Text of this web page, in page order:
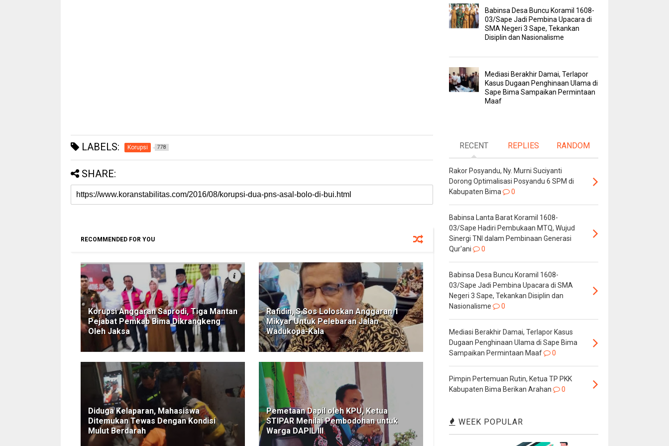
LABELS: Korupsi 778
SHARE:
RECOMMENDED FOR YOU
Korupsi Anggaran Saprodi, Tiga Mantan
Pejabat Pemkab Bima Dikrangkeng
Oleh Jaksa
Rafidin, S.Sos Loloskan Anggaran 1
Mikyar Untuk Pelebaran Jalan
Wadukopa-Kala
Diduga Kelaparan, Mahasiswa
Ditemukan Tewas Dengan Kondisi
Mulut Berdarah
Pemetaan Dapil oleh KPU, Ketua
STIPAR Menilai Pembodohan untuk
Warga DAPIL III
Babinsa Desa Buncu Koramil 1608-
03/Sape Jadi Pembina Upacara di
SMA Negeri 3 Sape, Tekankan
Disiplin dan Nasionalisme
Mediasi Berakhir Damai, Terlapor
Kasus Dugaan Penghinaan Ulama di
Sape Bima Sampaikan Permintaan
Maaf
RECENT REPLIES RANDOM
Rakor Posyandu, Ny. Murni Suciyanti
Dorong Optimalisasi Posyandu 6 SPM di
Kabupaten Bima
0
Babinsa Lanta Barat Koramil 1608-
03/Sape Hadiri Pembukaan MTQ, Wujud
Sinergi TNI dalam Pembinaan Generasi
Qur'ani
0
Babinsa Desa Buncu Koramil 1608-
03/Sape Jadi Pembina Upacara di SMA
Negeri 3 Sape, Tekankan Disiplin dan
Nasionalisme
0
Mediasi Berakhir Damai, Terlapor Kasus
Dugaan Penghinaan Ulama di Sape Bima
Sampaikan Permintaan Maaf
0
Pimpin Pertemuan Rutin, Ketua TP PKK
Kabupaten Bima Berikan Arahan
0
WEEK POPULAR